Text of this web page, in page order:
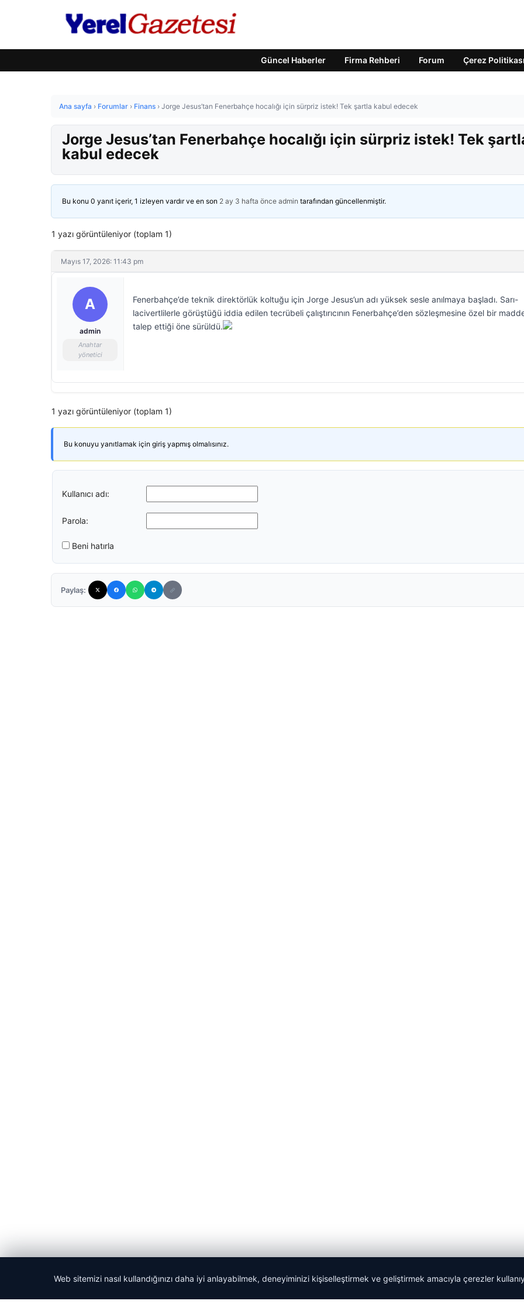
Güncel Haberler Firma Rehberi Forum Çerez Politikası
Ana sayfa › Forumlar › Finans › Jorge Jesus’tan Fenerbahçe hocalığı için sürpriz istek! Tek şartla kabul edecek
Jorge Jesus’tan Fenerbahçe hocalığı için sürpriz istek! Tek
kabul edecek
Bu konu 0 yanıt içerir, 1 izleyen vardır ve en son 2 ay 3 hafta önce admin tarafından güncellenmiştir.
1 yazı görüntüleniyor (toplam 1)
Mayıs 17, 2026: 11:43 pm
A
admin
Anahtar
yönetici
Fenerbahçe’de teknik direktörlük koltuğu için Jorge Jesus’un adı yüksek sesle anılmaya başladı. Sarı-
lacivertlilerle görüştüğü iddia edilen tecrübeli çalıştırıcının Fenerbahçe’den sözleşmesine özel bir
talep ettiği öne sürüldü.
1 yazı görüntüleniyor (toplam 1)
Bu konuyu yanıtlamak için giriş yapmış olmalısınız.
Kullanıcı adı:
Parola:
Beni hatırla
Paylaş:
© 2026 Yerel Gazetesi
Web sitemizi nasıl kullandığınızı daha iyi anlayabilmek, deneyiminizi kişiselleştirmek ve geliştirmek amacıyla çerezler